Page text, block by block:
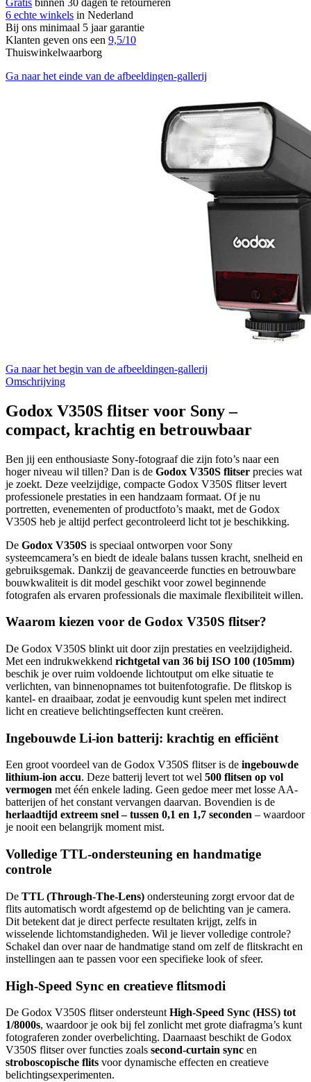
6 echte winkels in Nederland
Bij ons minimaal 5 jaar garantie
Klanten geven ons een 9,5/10
Thuiswinkelwaarborg
Ga naar het einde van de afbeeldingen-gallerij
Ga naar het begin van de afbeeldingen-gallerij
Omschrijving
Godox V350S flitser voor Sony –
compact, krachtig en betrouwbaar
Ben jij een enthousiaste Sony-fotograaf die zijn foto’s naar een
hoger niveau wil tillen? Dan is de Godox V350S flitser precies wat
je zoekt. Deze veelzijdige, compacte Godox V350S flitser levert
professionele prestaties in een handzaam formaat. Of je nu
portretten, evenementen of productfoto’s maakt, met de Godox
V350S heb je altijd perfect gecontroleerd licht tot je beschikking.
De Godox V350S is speciaal ontworpen voor Sony
systeemcamera’s en biedt de ideale balans tussen kracht, snelheid en
gebruiksgemak. Dankzij de geavanceerde functies en betrouwbare
bouwkwaliteit is dit model geschikt voor zowel beginnende
fotografen als ervaren professionals die maximale flexibiliteit willen.
Waarom kiezen voor de Godox V350S flitser?
De Godox V350S blinkt uit door zijn prestaties en veelzijdigheid.
Met een indrukwekkend richtgetal van 36 bij ISO 100 (105mm)
beschik je over ruim voldoende lichtoutput om elke situatie te
verlichten, van binnenopnames tot buitenfotografie. De flitskop is
kantel- en draaibaar, zodat je eenvoudig kunt spelen met indirect
licht en creatieve belichtingseffecten kunt creëren.
Ingebouwde Li-ion batterij: krachtig en efficiënt
Een groot voordeel van de Godox V350S flitser is de ingebouwde
lithium-ion accu. Deze batterij levert tot wel 500 flitsen op vol
vermogen met één enkele lading. Geen gedoe meer met losse AA-
batterijen of het constant vervangen daarvan. Bovendien is de
herlaadtijd extreem snel – tussen 0,1 en 1,7 seconden – waardoor
je nooit een belangrijk moment mist.
Volledige TTL-ondersteuning en handmatige
controle
De TTL (Through-The-Lens) ondersteuning zorgt ervoor dat de
flits automatisch wordt afgestemd op de belichting van je camera.
Dit betekent dat je direct perfecte resultaten krijgt, zelfs in
wisselende lichtomstandigheden. Wil je liever volledige controle?
Schakel dan over naar de handmatige stand om zelf de flitskracht en
instellingen aan te passen voor een specifieke look of sfeer.
High-Speed Sync en creatieve flitsmodi
De Godox V350S flitser ondersteunt High-Speed Sync (HSS) tot
1/8000s, waardoor je ook bij fel zonlicht met grote diafragma’s kunt
fotograferen zonder overbelichting. Daarnaast beschikt de Godox
V350S flitser over functies zoals second-curtain sync en
stroboscopische flits voor dynamische effecten en creatieve
belichtingsexperimenten.